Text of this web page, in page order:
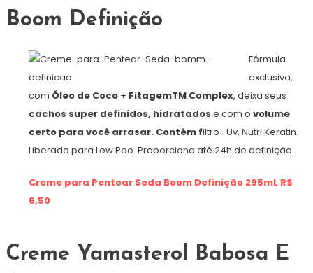
Boom Definição
Fórmula
exclusiva,
com Óleo de Coco+ FitagemTM Complex, deixa seus
cachos super definidos, hidratados e com o volume
certo para você arrasar. Contém filtro- Uv, Nutri Keratin.
Liberado para Low Poo. Proporciona até 24h de definição.
Creme para Pentear Seda Boom Definição 295mL R$
6,50
Creme Yamasterol Babosa E